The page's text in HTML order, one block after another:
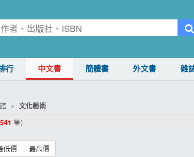
行 中文書 簡體書 外文書 雜
文化藝術
541 筆）
低價 最高價